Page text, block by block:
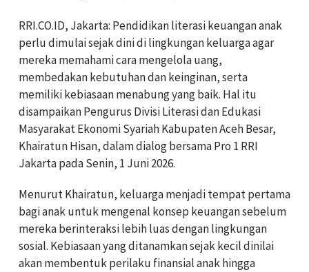
RRI.CO.ID, Jakarta: Pendidikan literasi keuangan anak
perlu dimulai sejak dini di lingkungan keluarga agar
mereka memahami cara mengelola uang,
membedakan kebutuhan dan keinginan, serta
memiliki kebiasaan menabung yang baik. Hal itu
disampaikan Pengurus Divisi Literasi dan Edukasi
Masyarakat Ekonomi Syariah Kabupaten Aceh Besar,
Khairatun Hisan, dalam dialog bersama Pro 1 RRI
Jakarta pada Senin, 1 Juni 2026.
Menurut Khairatun, keluarga menjadi tempat pertama
bagi anak untuk mengenal konsep keuangan sebelum
mereka berinteraksi lebih luas dengan lingkungan
sosial. Kebiasaan yang ditanamkan sejak kecil dinilai
akan membentuk perilaku finansial anak hingga